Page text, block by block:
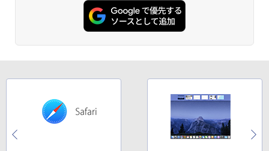
￥1,380
by Amazon 炭酸水 ラベルレス 500ml ×24本
強炭酸水 ペットボトル 500ミリリットル (Sm
クスDIGITAL)
HUNTER×HUNTER モノクロ版 39 (ジャンプ